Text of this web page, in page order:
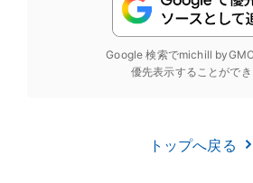
Google 検索でmichill
優先表示することがで
トップへ戻る